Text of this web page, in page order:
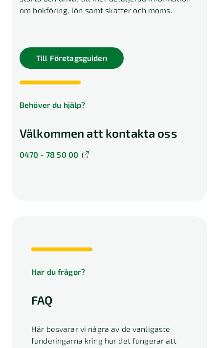
om bokföring, lön samt skatter och moms.
Till Företagsguiden
Behöver du hjälp?
Välkommen att kontakta oss
0470 - 78 50 00
Har du frågor?
FAQ
Här besvarar vi några av de vanligaste
funderingarna kring hur det fungerar att